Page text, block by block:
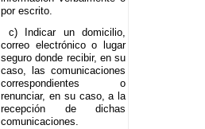
por escrito.
c) Indicar un domicilio,
correo electrónico o lugar
seguro donde recibir, en su
caso, las comunicaciones
correspondientes o
renunciar, en su caso, a la
recepción de dichas
comunicaciones.